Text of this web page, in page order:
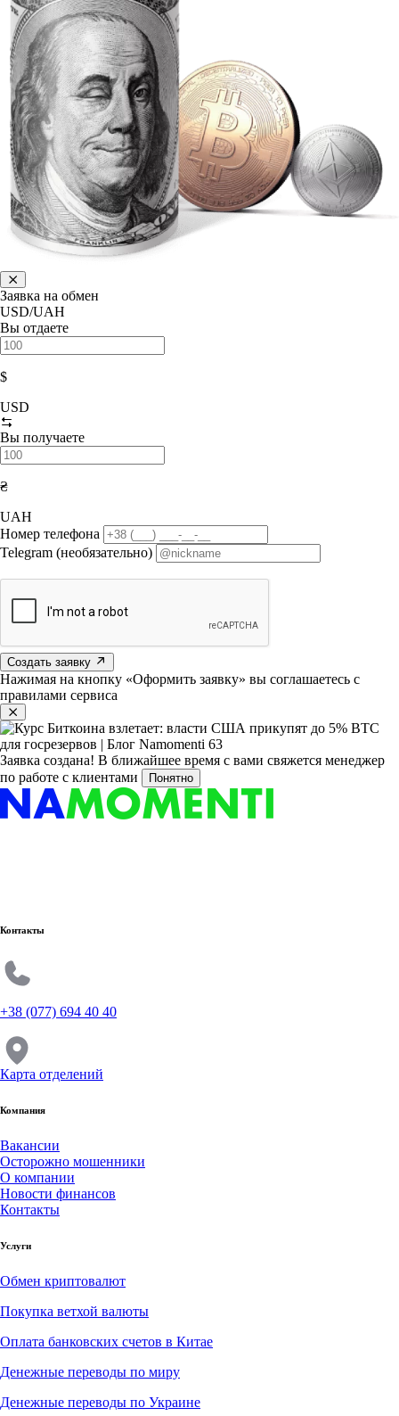
Заявка на обмен
USD/UAH
Вы отдаете
$
USD
Вы получаете
₴
UAH
Номер телефона
Telegram (необязательно)
Создать заявку
Нажимая на кнопку «Оформить заявку» вы соглашаетесь с
правилами сервиса
Заявка создана! В ближайшее время с вами свяжется менеджер
по работе с клиентами
Понятно
Контакты
+38 (077) 694 40 40
Карта отделений
Компания
Вакансии
Осторожно мошенники
О компании
Новости финансов
Контакты
Услуги
Обмен криптовалют
Покупка ветхой валюты
Оплата банковских счетов в Китае
Денежные переводы по миру
Денежные переводы по Украине